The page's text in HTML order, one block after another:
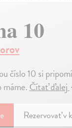
10
číslo 10 si
máme.Čítať ďalej
Rezervovať v